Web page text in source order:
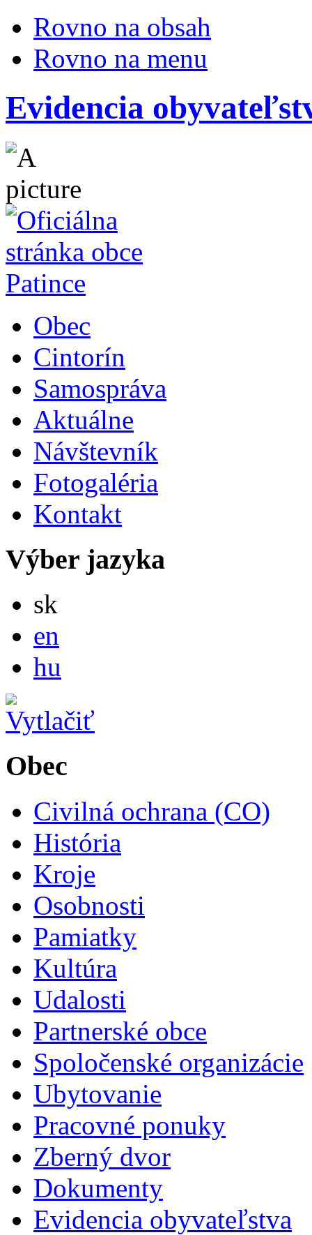
Rovno na obsah
Rovno na menu
Evidencia
Obec
Cintorín
Samospráva
Aktuálne
Návštevník
Fotogaléria
Kontakt
Výber jazyka
sk
en
hu
Obec
Civilná ochrana (CO)
História
Kroje
Osobnosti
Pamiatky
Kultúra
Udalosti
Partnerské obce
Spoločenské organizácie
Ubytovanie
Pracovné ponuky
Zberný dvor
Dokumenty
Evidencia obyvateľstva